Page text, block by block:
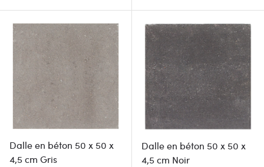
Dalle en béton 50 x 50 x
4,5 cm Gris
Dalle en béton 50 x 50 x
4,5 cm Noir